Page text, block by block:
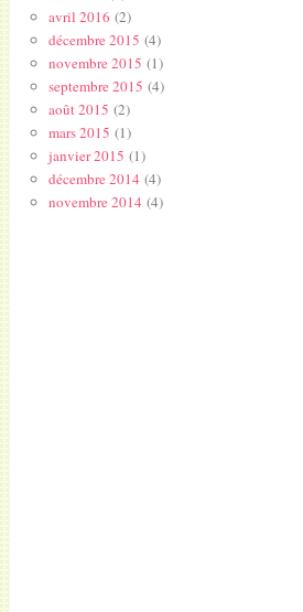
avril 2016 (2)
décembre 2015 (4)
novembre 2015 (1)
septembre 2015 (4)
août 2015 (2)
mars 2015 (1)
janvier 2015 (1)
décembre 2014(4)
novembre 2014(4)